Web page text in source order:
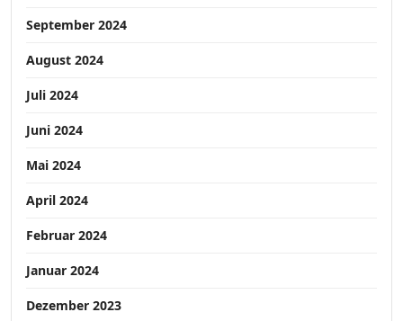
September 2024
August 2024
Juli 2024
Juni 2024
Mai 2024
April 2024
Februar 2024
Januar 2024
Dezember 2023